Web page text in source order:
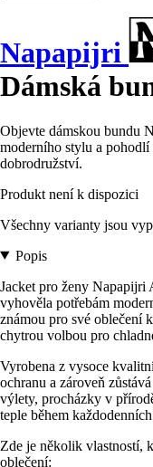
Napapijri
Dámská
Objevte dámskou bundu
moderního stylu a
dobrodružství.
Produkt není k dispozici
Všechny varianty jsou
Popis
Jacket pro ženy Napapijri
vyhověla potřebám
známou pro své oblečení
chytrou volbou pro
Vyrobena z vysoce
ochranu a zároveň
výlety, procházky v
teple během
Zde je několik vlastností,
oblečení: